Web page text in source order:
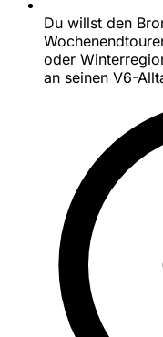
Du willst den
oder
an seinen V6-